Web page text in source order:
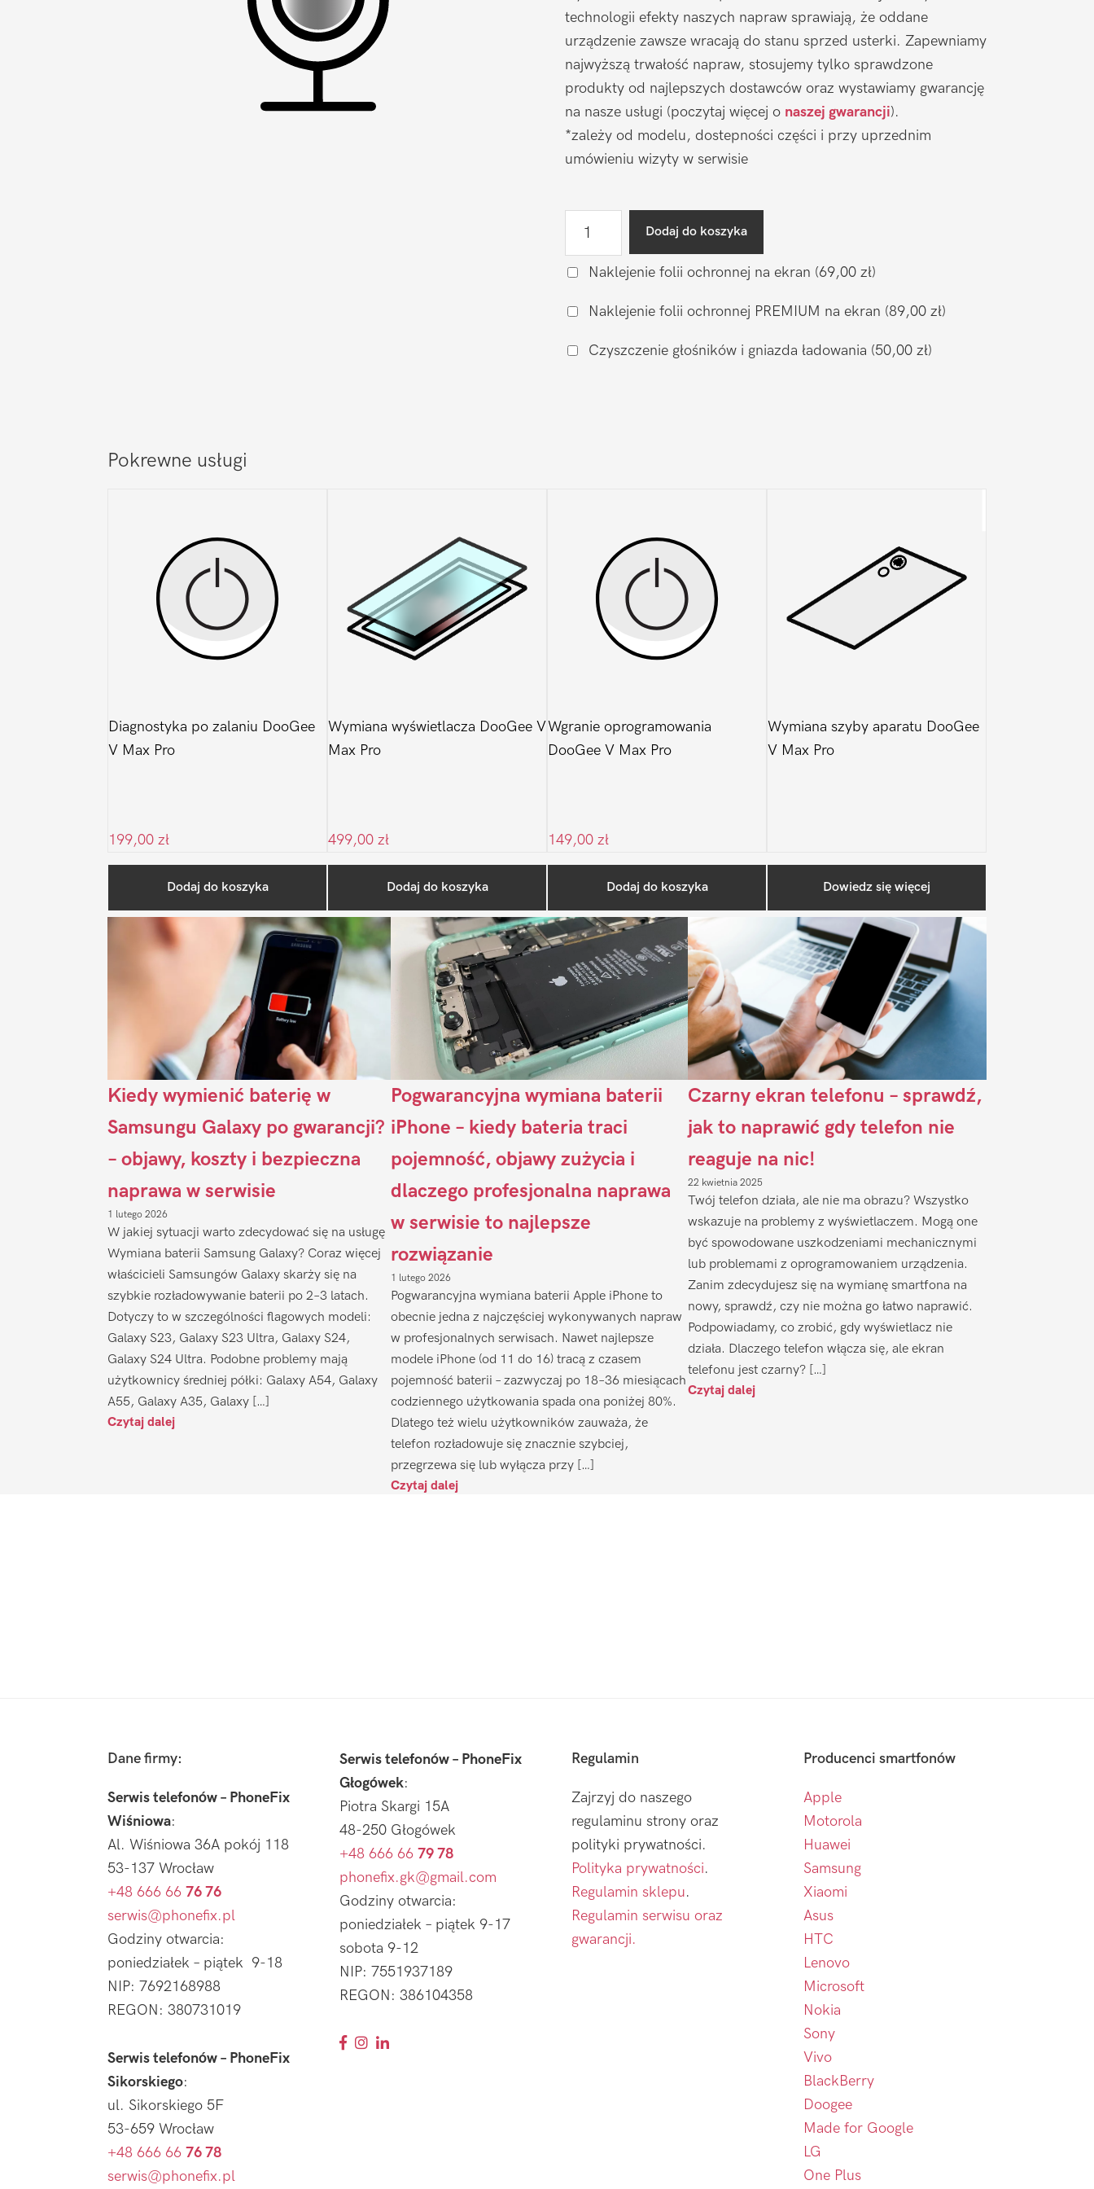
technologii efekty naszych napraw sprawiają, że oddane
urządzenie zawsze wracają do stanu sprzed usterki. Zapewniamy
najwyższą trwałość napraw, stosujemy tylko sprawdzone
produkty od najlepszych dostawców oraz wystawiamy gwarancję
na nasze usługi (poczytaj więcej o naszej gwarancji).
*zależy od modelu, dostepności części i przy uprzednim
umówieniu wizyty w serwisie
mikrofonu
V
Dodaj do koszyka
Naklejenie folii ochronnej na ekran (69,00 zł)
Naklejenie folii ochronnej PREMIUM na ekran (89,00 zł)
Czyszczenie głośników i gniazda ładowania (50,00 zł)
Pokrewne usługi
Diagnostyka po zalaniu DooGee
V Max Pro
199,00 zł
Dodaj do koszyka
Wymiana wyświetlacza DooGee V
Max Pro
499,00 zł
Dodaj do koszyka
Wgranie oprogramowania
DooGee V Max Pro
149,00 zł
Dodaj do koszyka
Wymiana szyby aparatu DooGee
V Max Pro
Dowiedz się więcej
Sidebar
Ostatnio na blogu
Kiedy wymienić baterię w
Samsungu Galaxy po gwarancji?
– objawy, koszty i bezpieczna
naprawa w serwisie
1 lutego 2026
W jakiej sytuacji warto zdecydować się na usługę
Wymiana baterii Samsung Galaxy? Coraz więcej
właścicieli Samsungów Galaxy skarży się na
szybkie rozładowywanie baterii po 2–3 latach.
Dotyczy to w szczególności flagowych modeli:
Galaxy S23, Galaxy S23 Ultra, Galaxy S24,
Galaxy S24 Ultra. Podobne problemy mają
użytkownicy średniej półki: Galaxy A54, Galaxy
A55, Galaxy A35, Galaxy […]
Czytaj dalej
Pogwarancyjna wymiana baterii
iPhone – kiedy bateria traci
pojemność, objawy zużycia i
dlaczego profesjonalna naprawa
w serwisie to najlepsze
rozwiązanie
1 lutego 2026
Pogwarancyjna wymiana baterii Apple iPhone to
obecnie jedna z najczęściej wykonywanych napraw
w profesjonalnych serwisach. Nawet najlepsze
modele iPhone (od 11 do 16) tracą z czasem
pojemność baterii – zazwyczaj po 18–36 miesiącach
codziennego użytkowania spada ona poniżej 80%.
Dlatego też wielu użytkowników zauważa, że
telefon rozładowuje się znacznie szybciej,
przegrzewa się lub wyłącza przy […]
Czytaj dalej
Czarny ekran telefonu – sprawdź,
jak to naprawić gdy telefon nie
reaguje na nic!
22 kwietnia 2025
Twój telefon działa, ale nie ma obrazu? Wszystko
wskazuje na problemy z wyświetlaczem. Mogą one
być spowodowane uszkodzeniami mechanicznymi
lub problemami z oprogramowaniem urządzenia.
Zanim zdecydujesz się na wymianę smartfona na
nowy, sprawdź, czy nie można go łatwo naprawić.
Podpowiadamy, co zrobić, gdy wyświetlacz nie
działa. Dlaczego telefon włącza się, ale ekran
telefonu jest czarny? […]
Czytaj dalej
Dane firmy:
Serwis telefonów – PhoneFix
Wiśniowa:
Al. Wiśniowa 36A pokój 118
53-137 Wrocław
+48 666 66 76 76
serwis@phonefix.pl
Godziny otwarcia:
poniedziałek – piątek 9-18
NIP: 7692168988
REGON: 380731019
Serwis telefonów – PhoneFix
Sikorskiego:
ul. Sikorskiego 5F
53-659 Wrocław
+48 666 66 76 78
serwis@phonefix.pl
Serwis telefonów – PhoneFix
Głogówek:
Piotra Skargi 15A
48-250 Głogówek
+48 666 66 79 78
phonefix.gk@gmail.com
Godziny otwarcia:
poniedziałek – piątek 9-17
sobota 9-12
NIP: 7551937189
REGON: 386104358
Regulamin
Zajrzyj do naszego
regulaminu strony oraz
polityki prywatności.
Polityka prywatności.
Regulamin sklepu.
Regulamin serwisu oraz
gwarancji.
Producenci smartfonów
Apple
Motorola
Huawei
Samsung
Xiaomi
Asus
HTC
Lenovo
Microsoft
Nokia
Sony
Vivo
BlackBerry
Doogee
Made for Google
LG
One Plus